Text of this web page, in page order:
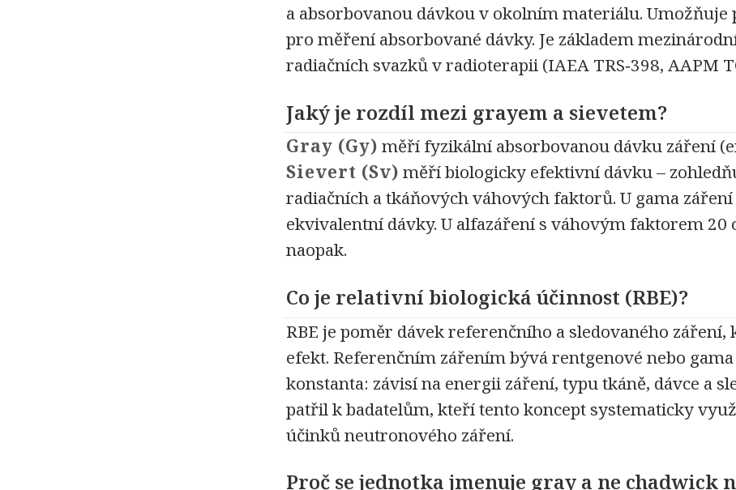
a absorbovanou dávkou v okolním materiálu.
pro měření absorbované dávky. Je základem
radiačních svazků v radioterapii (IAEA TRS‑398, AAPM
Jaký je rozdíl mezi grayem a sievetem?
Gray (Gy) měří fyzikální absorbovanou dávku záření
Sievert (Sv) měří biologicky efektivní dávku –
radiačních a tkáňových váhových faktorů. U gama
ekvivalentní dávky. U alfazáření s váhovým faktorem 20
naopak.
Co je relativní biologická účinnost (RBE)?
RBE je poměr dávek referenčního a sledovaného
efekt. Referenčním zářením bývá rentgenové nebo
konstanta: závisí na energii záření, typu tkáně, dávce a
patřil k badatelům, kteří tento koncept systematicky
účinků neutronového záření.
Proč se jednotka jmenuje gray a ne chadwick